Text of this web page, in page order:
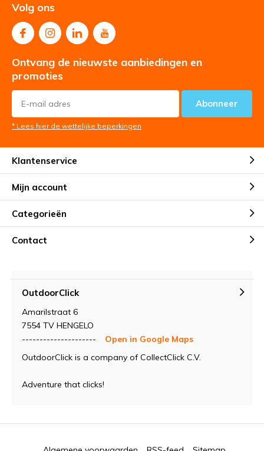
Volg ons
Ontvang de nieuwste aanbiedingen en
promoties
Abonneer
* Lees hier de wettelijke beperkingen
Klantenservice
Mijn account
Categorieën
Contact
OutdoorClick
Amarilstraat 6
7554 TV HENGELO
---------------------
Open in Google Maps
OutdoorClick is a company of CollectClick C.V.
Adventure that clicks!